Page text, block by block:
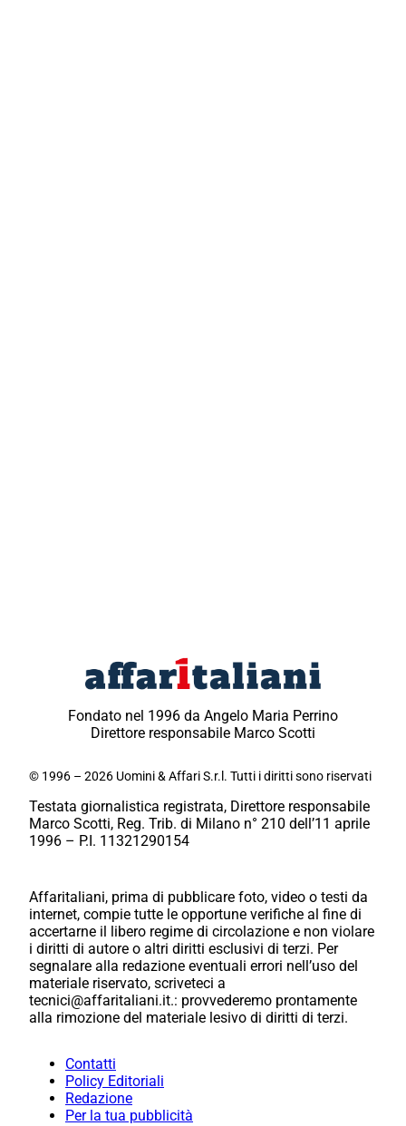
Fondato nel 1996 da Angelo Maria Perrino
Direttore responsabile Marco Scotti
© 1996 – 2026 Uomini & Affari S.r.l. Tutti i diritti sono riservati
Testata giornalistica registrata, Direttore responsabile
Marco Scotti, Reg. Trib. di Milano n° 210 dell’11 aprile
1996 – P.I. 11321290154
Affaritaliani, prima di pubblicare foto, video o testi da
internet, compie tutte le opportune verifiche al fine di
accertarne il libero regime di circolazione e non violare
i diritti di autore o altri diritti esclusivi di terzi. Per
segnalare alla redazione eventuali errori nell’uso del
materiale riservato, scriveteci a
tecnici@affaritaliani.it.: provvederemo prontamente
alla rimozione del materiale lesivo di diritti di terzi.
Contatti
Policy Editoriali
Redazione
Per la tua pubblicità